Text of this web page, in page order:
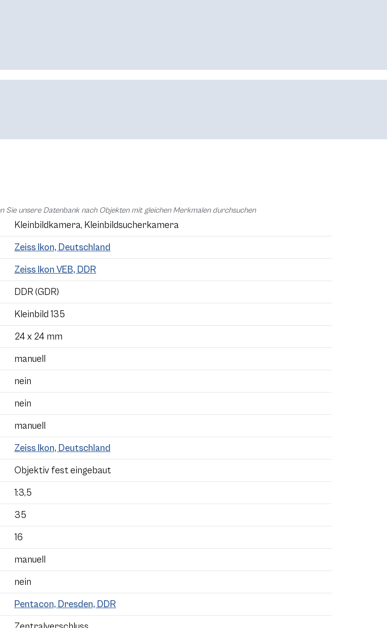
Sie unsere Datenbank nach Objekten mit gleichen Merkmalen durchsuchen
Kleinbildkamera, Kleinbildsucherkamera
Zeiss Ikon, Deutschland
Zeiss Ikon VEB, DDR
DDR (GDR)
Kleinbild 135
24 x 24 mm
manuell
nein
nein
manuell
Zeiss Ikon, Deutschland
Objektiv fest eingebaut
1:3,5
35
16
manuell
nein
Pentacon, Dresden, DDR